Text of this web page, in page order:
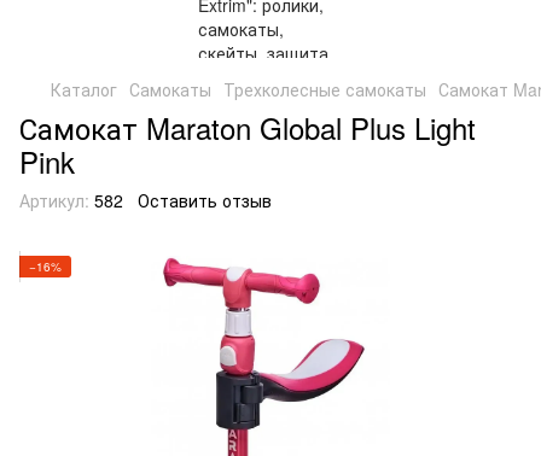
Каталог Самокаты Трехколесные самокаты Самокат
Самокат Maraton Global Plus Light
Pink
Артикул: 582 Оставить отзыв
−16%